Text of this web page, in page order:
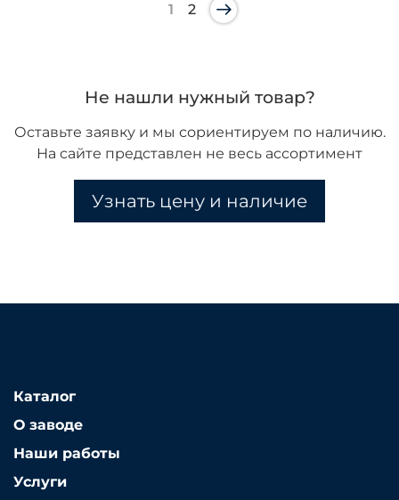
1 2
Не нашли нужный товар?
Оставьте заявку и мы сориентируем по наличию.
На сайте представлен не весь ассортимент
Узнать цену и наличие
Каталог
О заводе
Наши работы
Услуги